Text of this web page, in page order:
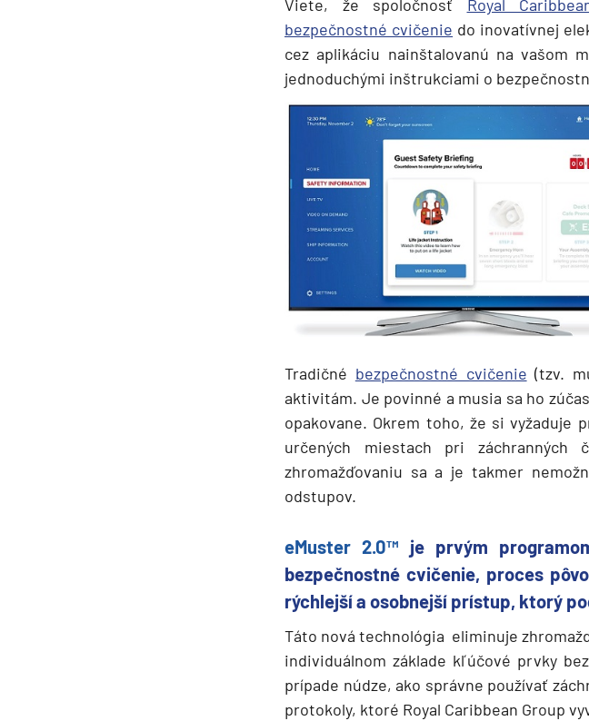
Grónsko
Island
Nórske fjordy
Nórske fjordy a Pobaltie
Severná Európa
Severozápadná Európa
Britské ostrovy a Írsko
Pobrežie Európy
Severozápadná Európa
Kanárske ostrovy, Madeira a Maroko
Kanárske ostrovy
Kanárske ostrovy a Madeira
Karibik a Stredná Amerika
Bahamy
Južný Karibik
Kalifornia a Mexiko
Karibik a Stredná Amerika
Východný Karibik
Západný Karibik
Severná Amerika
Viete, že spoločnosť Royal
bezpečnostné cvičenie do inovatívnej
cez aplikáciu nainštalovanú na vašom
jednoduchými inštrukciami o
Tradičné bezpečnostné cvičenie (tzv.
aktivitám. Je povinné a musia sa ho
opakovane. Okrem toho, že si vyžaduje
určených miestach pri
zhromažďovaniu sa a je takmer
odstupov.
eMuster 2.0™ je prvým
bezpečnostné cvičenie, proces
rýchlejší a osobnejší prístup, ktorý
Táto nová technológia eliminuje
individuálnom základe kľúčové prvky
prípade núdze, ako správne používať
protokoly, ktoré Royal Caribbean Group